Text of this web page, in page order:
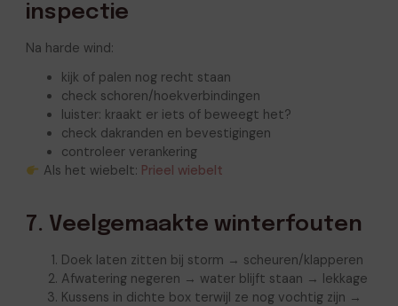
inspectie
Na harde wind:
kijk of palen nog recht staan
check schoren/hoekverbindingen
luister: kraakt er iets of beweegt het?
check dakranden en bevestigingen
controleer verankering
Als het wiebelt: Prieel wiebelt
7. Veelgemaakte winterfouten
Doek laten zitten bij storm → scheuren/klapperen
Afwatering negeren → water blijft staan → lekkage
Kussens in dichte box terwijl ze nog vochtig zijn →